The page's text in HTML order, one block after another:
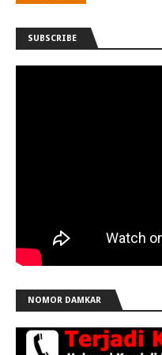
SUBSCRIBE
NOMOR DAMKAR